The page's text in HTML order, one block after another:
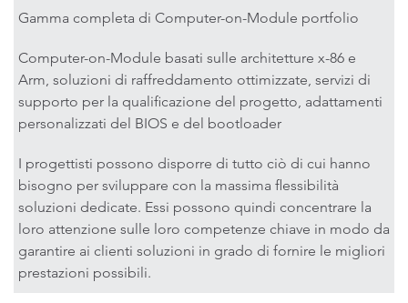
Gamma completa di Computer-on-Module portfolio
Computer-on-Module basati sulle architetture x-86 e
Arm, soluzioni di raffreddamento ottimizzate, servizi di
supporto per la qualificazione del progetto, adattamenti
personalizzati del BIOS e del bootloader
I progettisti possono disporre di tutto ciò di cui hanno
bisogno per sviluppare con la massima flessibilità
soluzioni dedicate. Essi possono quindi concentrare la
loro attenzione sulle loro competenze chiave in modo da
garantire ai clienti soluzioni in grado di fornire le migliori
prestazioni possibili.